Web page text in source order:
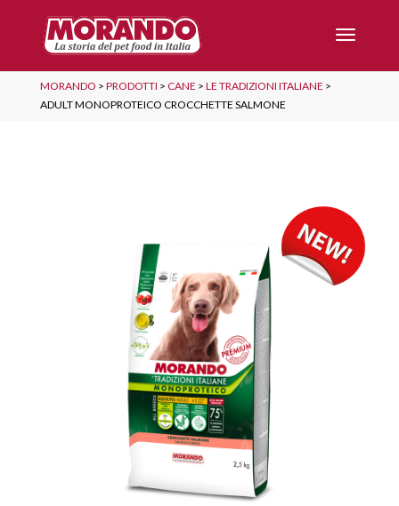
MORANDO > PRODOTTI > CANE > LE TRADIZIONI ITALIANE >
ADULT MONOPROTEICO CROCCHETTE SALMONE